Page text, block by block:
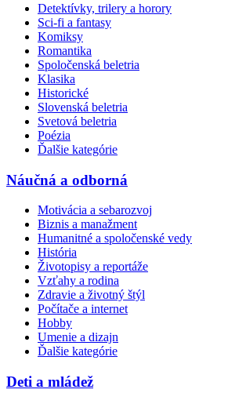
Detektívky, trilery a horory
Sci-fi a fantasy
Komiksy
Romantika
Spoločenská beletria
Klasika
Historické
Slovenská beletria
Svetová beletria
Poézia
Ďalšie kategórie
Náučná a odborná
Motivácia a sebarozvoj
Biznis a manažment
Humanitné a spoločenské vedy
História
Životopisy a reportáže
Vzťahy a rodina
Zdravie a životný štýl
Počítače a internet
Hobby
Umenie a dizajn
Ďalšie kategórie
Deti a mládež